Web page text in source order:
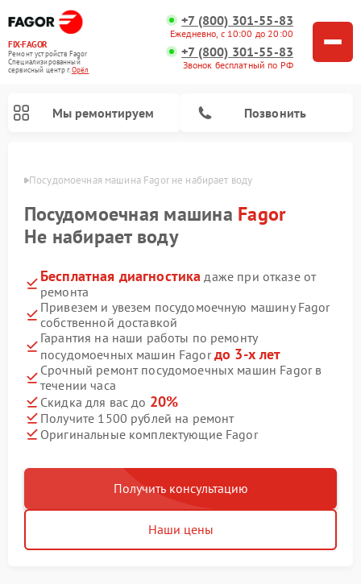
FIX-FAGOR
Ремонт устройств Fagor
Специализированный
cервисный центр г.Орёл
+7 (800) 301-55-83
Ежедневно, с 10:00 до 20:00
+7 (800) 301-55-83
Звонок бесплатный по РФ
Мы ремонтируем Позвонить
Посудомоечная машина Fagor не набирает воду
Посудомоечная машина Fagor
Не набирает воду
Бесплатная диагностика даже при отказе от
ремонта
Привезем и увезем посудомоечную машину Fagor
собственной доставкой
Гарантия на наши работы по ремонту
посудомоечных машин Fagorдо 3-х лет
Срочный ремонт посудомоечных машин Fagor в
течении часа
Скидка для вас до 20%
Получите 1500 рублей на ремонт
Оригинальные комплектующие Fagor
Получить консультацию
Наши цены